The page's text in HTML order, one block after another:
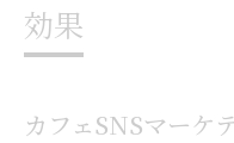
効果
カフェSNSマーケ